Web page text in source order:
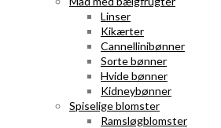
Linser
Kikærter
Cannellinibønner
Sorte bønner
Hvide bønner
Kidneybønner
Spiselige blomster
Ramsløgblomster